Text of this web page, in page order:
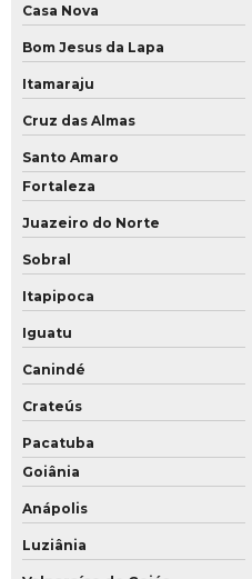
Casa Nova
Bom Jesus da Lapa
Itamaraju
Cruz das Almas
Santo Amaro
Fortaleza
Juazeiro do Norte
Sobral
Itapipoca
Iguatu
Canindé
Crateús
Pacatuba
Goiânia
Anápolis
Luziânia